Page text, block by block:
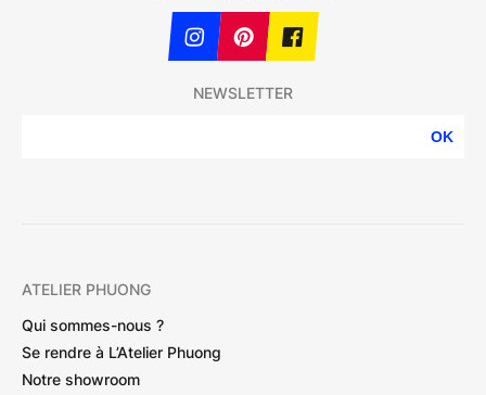
NEWSLETTER
OK
ATELIER PHUONG
Qui sommes-nous ?
Se rendre à L’Atelier Phuong
Notre showroom